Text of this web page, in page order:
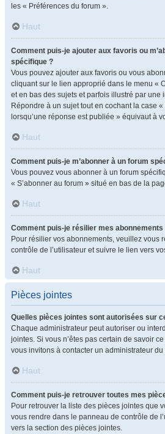
les « Préférences du forum ».
Haut
Comment puis-je ajouter aux favoris ou
spécifique ?
Vous pouvez ajouter aux favoris ou vous
cliquant sur le lien approprié dans le menu «
et en bas des sujets et parfois illustré par une
Répondre à un sujet tout en cochant la case
lorsqu’une réponse est publiée » équivaut à
Haut
Comment puis-je m’abonner à un forum
Vous pouvez vous abonner à un forum
« S’abonner au forum » situé en bas de la
Haut
Comment puis-je résilier mes abonnements
Pour résilier vos abonnements, veuillez vous
contrôle de l’utilisateur et suivre le lien vers
Haut
Pièces jointes
Quelles pièces jointes sont autorisées sur
Chaque administrateur peut autoriser ou
jointes. Si vous n’êtes pas certain de savoir
vous invitons à contacter un administrateur du
Haut
Comment puis-je retrouver toutes mes
Pour retrouver la liste des pièces jointes que
vous rendre dans le panneau de contrôle de
vers la section des pièces jointes.